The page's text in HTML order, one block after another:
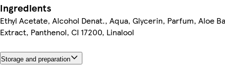
Ingredients
Ethyl Acetate, Alcohol Denat., Aqua, Glycerin, Parfum, Aloe
Extract, Panthenol, CI 17200, Linalool
Storage and preparation